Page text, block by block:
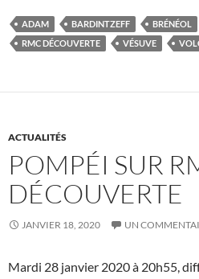
ADAM BARDINTZEFF BRÉNÉOL
RMC DÉCOUVERTE
VÉSUVE
ACTUALITÉS
POMPÉI SUR
DÉCOUVERTE
JANVIER 18, 2020 UN
Mardi 28 janvier 2020 à 20h55,